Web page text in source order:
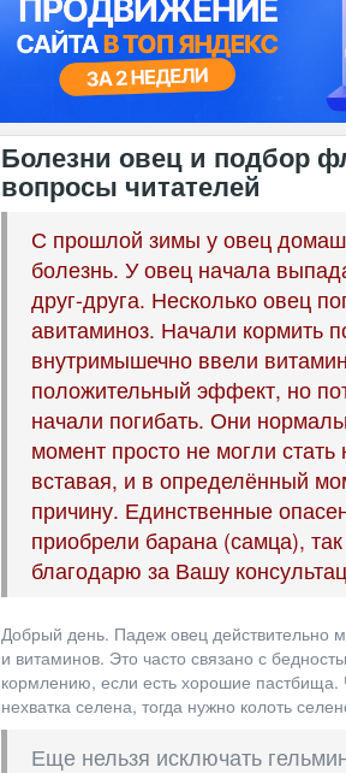
Болезни овец и подбор
вопросы читателей
С прошлой зимы у овец
болезнь. У овец начала
друг-друга. Несколько овец
авитаминоз. Начали кормить
внутримышечно ввели
положительный эффект, но
начали погибать. Они
момент просто не могли
вставая, и в определённый
причину. Единственные
приобрели барана (самца),
благодарю за Вашу
Добрый день. Падеж овец действительно
и витаминов. Это часто связано с
кормлению, если есть хорошие
нехватка селена, тогда нужно колоть
Еще нельзя исключать